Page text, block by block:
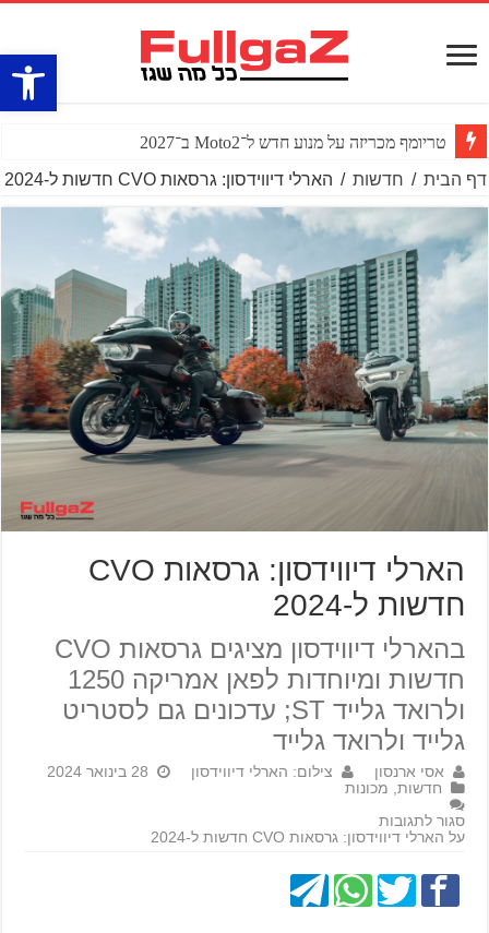
פתח
טריומף מכריזה על מנוע חדש ל־Moto2 ב־2027
דף הבית / חדשות / הארלי דיווידסון: גרסאות CVO חדשות ל-2024
הארלי דיווידסון: גרסאות CVO
חדשות ל-2024
בהארלי דיווידסון מציגים גרסאות CVO
חדשות ומיוחדות לפאן אמריקה 1250
ולרואד גלייד ST; עדכונים גם לסטריט
גלייד ולרואד גלייד
אסי ארנסון צילום: הארלי דיווידסון
28 בינואר 2024
חדשות מכונות
סגור לתגובות
על הארלי דיווידסון: גרסאות CVO חדשות ל-2024